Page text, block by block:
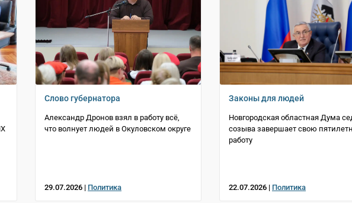
Слово губернатора
Александр Дронов взял в работу всё,
что волнует людей в Окуловском округе
29.07.2026 | Политика
Законы для людей
Новгородская областная Дума
созыва завершает свою
работу
22.07.2026 | Политика